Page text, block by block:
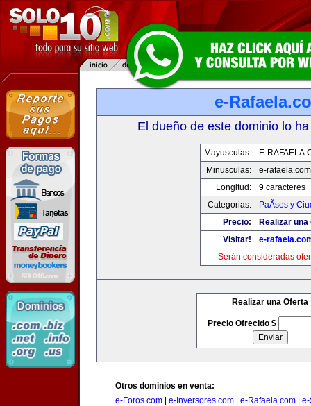
e-
El dueño de este dominio lo
Mayusculas:
E-
Minusculas:
e-rafaela.com
Longitud:
9 caracteres
Categorias:
PaÃ­ses y
Precio:
Realizar
Visitar!
e-
Serán consideradas
Realizar una Oferta
Precio Ofrecido $
Otros dominios en venta:
e-Foros.com
e-Inversores.com e-Rafaela.com e-